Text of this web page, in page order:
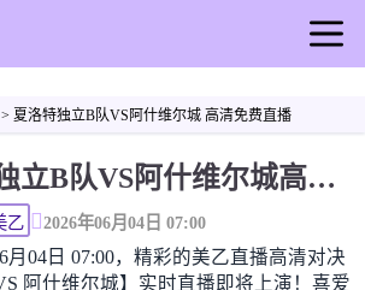
夏洛特独立B队VS阿什维尔城 高清免费直播
美乙 夏洛特独立B队VS阿什维尔城高清直播免费观看
乙 2026年06月04日 07:00
月04日 07:00，精彩的美乙直播高清对决
阿什维尔城】实时直播即将上演！喜爱